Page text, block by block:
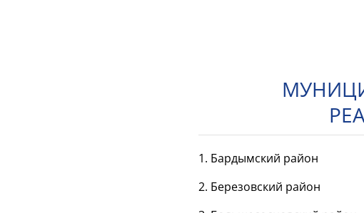
1. Бардымский район
2. Березовский район